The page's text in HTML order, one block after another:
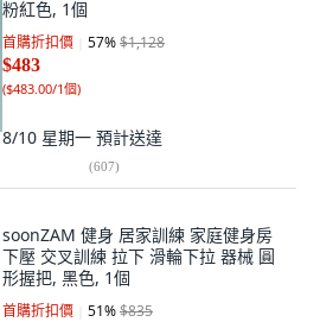
粉紅色, 1個
首購折扣價 57%$1,128
$483
($483.00/1個)
8/10 星期一 預計送達
(607)
soonZAM 健身 居家訓練 家庭健身房
下壓 交叉訓練 拉下 滑輪下拉 器械 圓
形握把, 黑色, 1個
首購折扣價 51%$835